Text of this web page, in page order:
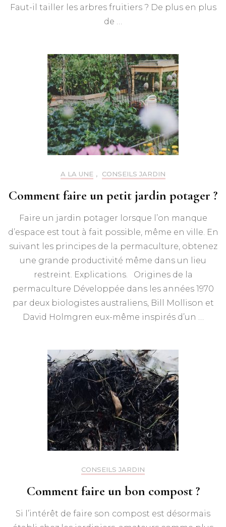
Faut-il tailler les arbres fruitiers ? De plus en plus
de …
A LA UNE , CONSEILS JARDIN
Comment faire un petit jardin potager ?
Faire un jardin potager lorsque l’on manque
d’espace est tout à fait possible, même en ville. En
suivant les principes de la permaculture, obtenez
une grande productivité même dans un lieu
restreint. Explications. Origines de la
permaculture Développée dans les années 1970
par deux biologistes australiens, Bill Mollison et
David Holmgren eux-même inspirés d’un …
CONSEILS JARDIN
Comment faire un bon compost ?
Si l’intérêt de faire son compost est désormais